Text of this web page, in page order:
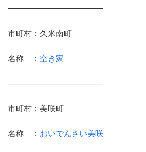
————————————
市町村：久米南町
名称 ： 空き家
————————————
市町村：美咲町
名称 ： おいでんさい美咲